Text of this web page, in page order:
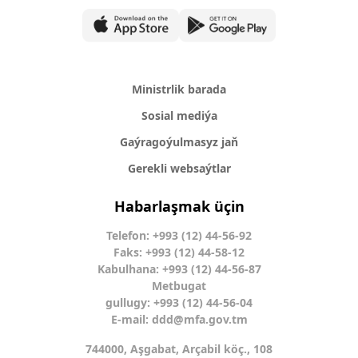
Ministrlik barada
Sosial mediýa
Gaýragoýulmasyz jaň
Gerekli websaýtlar
Habarlaşmak üçin
Telefon: +993 (12) 44-56-92
Faks: +993 (12) 44-58-12
Kabulhana: +993 (12) 44-56-87
Metbugat
gullugy: +993 (12) 44-56-04
E-mail: ddd@mfa.gov.tm
744000, Aşgabat, Arçabil köç., 108